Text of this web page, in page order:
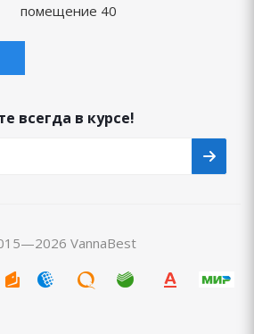
помещение 40
всегда в курсе!
VannaBest